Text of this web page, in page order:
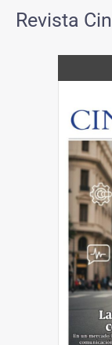
Revista